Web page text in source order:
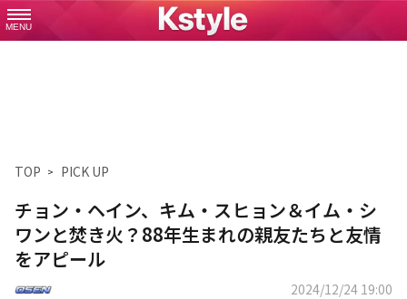
MENU
TOP PICK UP
チョン・ヘイン、キム・スヒョン＆イム・シ
ワンと焚き火？88年生まれの親友たちと友情
をアピール
2024/12/24 19:00